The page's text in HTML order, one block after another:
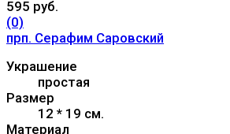
595 руб.
(0)
прп. Серафим Саровский
Украшение
простая
Размер
12 * 19 см.
Материал